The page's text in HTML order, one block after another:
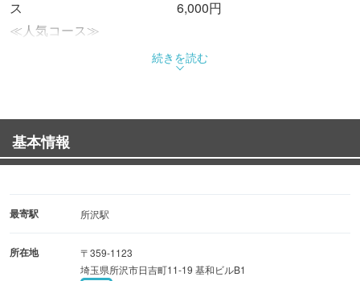
ス 6,000円
≪人気コース≫
・鰹のスパイシー叩きと海老とイカのガーリック陶板焼が
ついたお手軽コース 4,000円
コース 5,000円
【おすすめ料理】
り合せ』2,748円
り』2,198円
続きを読む
基本情報
最寄駅 所沢駅
所在地
〒359-1123
埼玉県所沢市日吉町11-19 基和ビルB1